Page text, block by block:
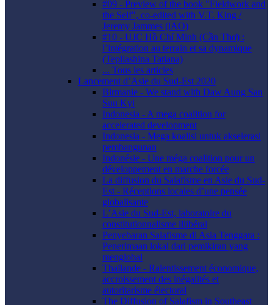
#09 - Preview of the book "Fieldwork and
the Self", co-edited with V.T. King /
Jeremy Jammes (lAO)
#10 - UJC Hồ Chí Minh (Cần Thơ) :
l’intégration au terrain et sa dynamique
(Tepliashina Tatiana)
... Tous les articles
Lancement d’Asie du Sud-Est 2020
Birmanie - We stand with Daw Aung San
Suu Kyi
Indonesia - A mega coalition for
accelerated development
Indonesia - Mega koalisi untuk akselerasi
pembangunan
Indonésie - Une méga coalition pour un
développement en marche forcée
La diffusion du Salafisme en Asie du Sud-
Est - Réceptions locales d’une pensée
globalisante
L’Asie du Sud-Est, laboratoire du
constitutionnalisme illibéral
Penyebaran Salafisme di Asia Tenggara :
Penerimaan lokal dari pemikiran yang
menglobal
Thaïlande - Ralentissement économique,
accroissement des inégalités et
autoritarisme électoral
The Diffusion of Salafism in Southeast